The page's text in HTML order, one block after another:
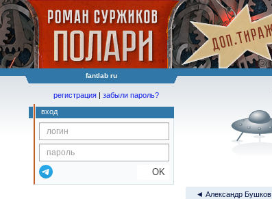
fantlab ru
регистрация | забыли пароль?
вход
OK
◄ Александр Бушков